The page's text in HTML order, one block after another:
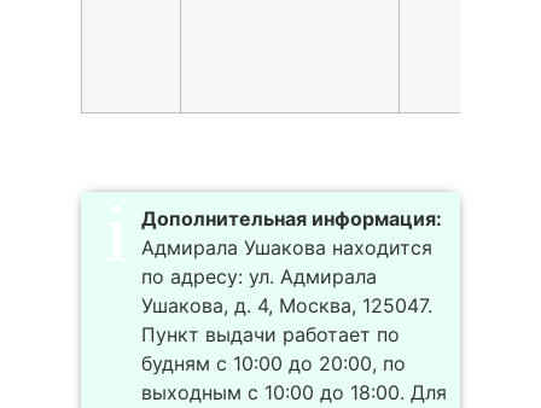
Дополнительная информация:
Адмирала Ушакова находится
по адресу: ул. Адмирала
Ушакова, д. 4, Москва, 125047.
Пункт выдачи работает по
будням с 10:00 до 20:00, по
выходным с 10:00 до 18:00. Для